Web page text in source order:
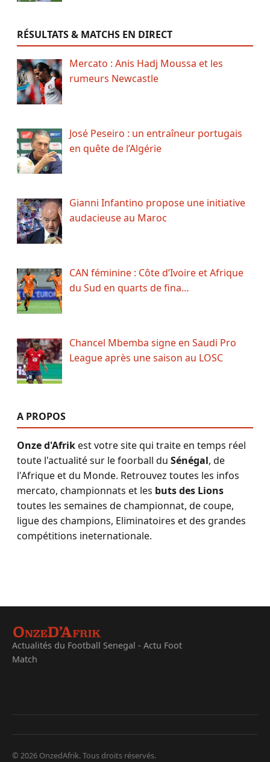
RÉSULTATS & MATCHS EN DIRECT
Mercato : Anis Hadj Moussa et les
rumeurs Newcastle
José Peseiro : un entraîneur portugais
en quête de l’Algérie
Gianni Infantino propose une initiative
audacieuse au Maroc
CAN féminine : Côte d’Ivoire et Afrique
du Sud en quarts de fina…
Chancel Mbemba signe en Saudi Pro
League après une saison au LOSC
A PROPOS
Onze d'Afrikest votre site qui traite en temps réel
toute l'actualité sur le foorball du Sénégal, de
l'Afrique et du Monde. Retrouvez toutes les infos
mercato, championnats et les buts des Lions
toutes les semaines de championnat, de coupe,
ligue des champions, Eliminatoires et des grandes
compétitions ineternationale.
Actualités du Football Senegal - Actu Foot
Match
© 2026 OnzedAfrik. Tous droits réservés.